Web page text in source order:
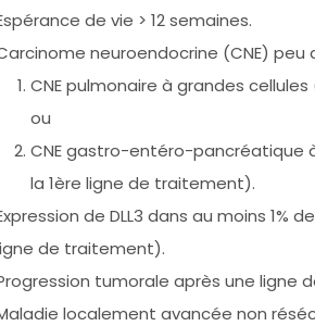
de vie > 12 semaines.
neuroendocrine (CNE)
CNE pulmonaire à grandes
ou
CNE gastro-entéro-pancréatique
la 1ère ligne de traitement).
de DLL3 dans au moins
de traitement).
tumorale après une ligne
localement avancée non